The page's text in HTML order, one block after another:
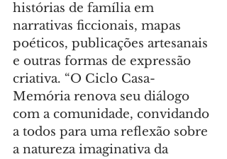
histórias de família em
narrativas ficcionais, mapas
poéticos, publicações artesanais
e outras formas de expressão
criativa. “O Ciclo Casa-
Memória renova seu diálogo
com a comunidade, convidando
a todos para uma reflexão sobre
a natureza imaginativa da